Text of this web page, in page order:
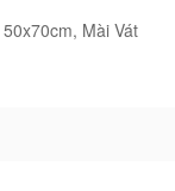
Mài Vát